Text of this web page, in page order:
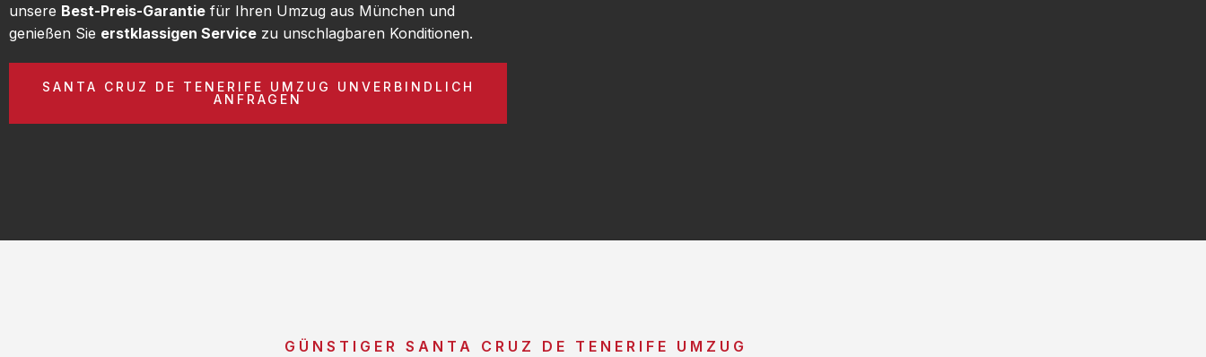
unsere Best-Preis-Garantie für Ihren Umzug aus München und
genießen Sie erstklassigen Service zu unschlagbaren Konditionen.
SANTA CRUZ DE TENERIFE UMZUG UNVERBINDLICH
ANFRAGEN
GÜNSTIGER SANTA CRUZ DE TENERIFE UMZUG